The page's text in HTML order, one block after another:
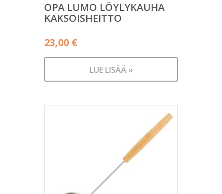
OPA LUMO LÖYLYKAUHA
KAKSOISHEITTO
23,00 €
LUE LISÄÄ »